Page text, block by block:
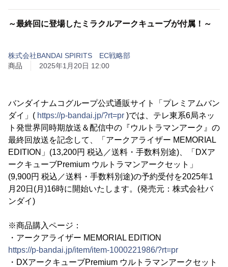
～最終回に登場したミラクルアークキューブが付属！～
株式会社BANDAI SPIRITS EC戦略部
商品
2025年1月20日 12:00
バンダイナムコグループ公式通販サイト「プレミアムバン
ダイ」( https://p-bandai.jp/?rt=pr )では、テレ東系6局ネッ
ト発世界同時期放送＆配信中の『ウルトラマンアーク』の
最終回放送を記念して、「アークアライザー MEMORIAL
EDITION」(13,200円 税込／送料・手数料別途)、「DXア
ークキューブPremium ウルトラマンアークセット」
(9,900円 税込／送料・手数料別途)の予約受付を2025年1
月20日(月)16時に開始いたします。(発売元：株式会社バ
ンダイ)
※商品購入ページ：
・アークアライザー MEMORIAL EDITION
https://p-bandai.jp/item/item-1000221986/?rt=pr
・DXアークキューブPremium ウルトラマンアークセット